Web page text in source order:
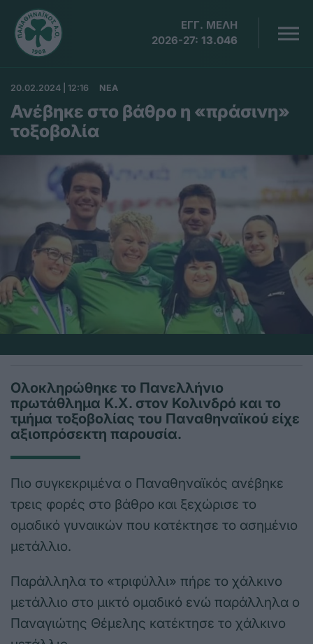
ΕΓΓ. ΜΕΛΗ
2026-27: 13.046
20.02.2024 | 12:16 ΝΕΑ
Ανέβηκε στο βάθρο η «πράσινη»
τοξοβολία
Ολοκληρώθηκε το Πανελλήνιο
πρωτάθλημα Κ.Χ. στον Κολινδρό και το
τμήμα τοξοβολίας του Παναθηναϊκού είχε
αξιοπρόσεκτη παρουσία.
Πιο συγκεκριμένα ο Παναθηναϊκός ανέβηκε
τρεις φορές στο βάθρο και ξεχώρισε το
ομαδικό γυναικών που κατέκτησε το ασημένιο
μετάλλιο.
Παράλληλα το «τριφύλλι» πήρε το χάλκινο
μετάλλιο στο μικτό ομαδικό ενώ παράλληλα ο
Παναγιώτης Θέμελης κατέκτησε το χάλκινο